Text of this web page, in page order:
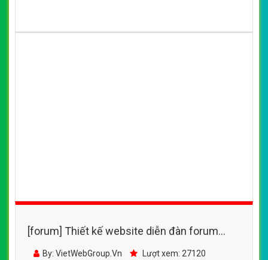
[forum] Thiết kế website diễn đàn forum
đẹp, chuyên nghiệp chuẩn SEO
By: VietWebGroup.Vn Lượt xem: 27120